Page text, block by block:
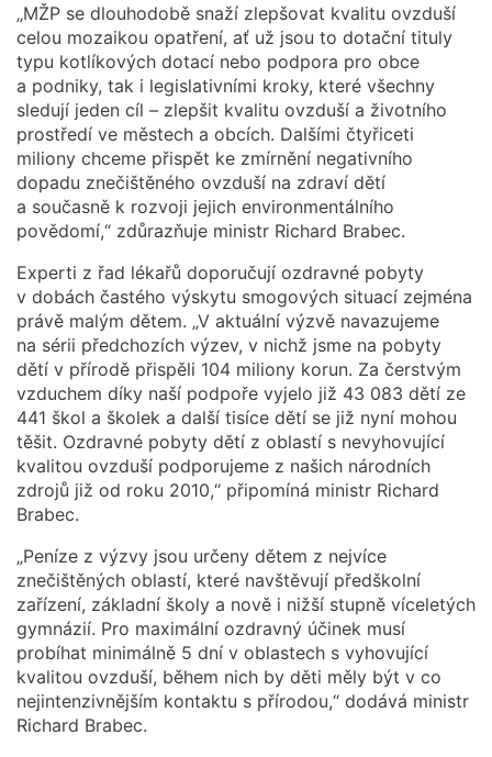
„MŽP se dlouhodobě snaží zlepšovat kvalitu ovzduší
celou mozaikou opatření, ať už jsou to dotační tituly
typu kotlíkových dotací nebo podpora pro obce
a podniky, tak i legislativními kroky, které všechny
sledují jeden cíl – zlepšit kvalitu ovzduší a životního
prostředí ve městech a obcích. Dalšími čtyřiceti
miliony chceme přispět ke zmírnění negativního
dopadu znečištěného ovzduší na zdraví dětí
a současně k rozvoji jejich environmentálního
povědomí,“ zdůrazňuje ministr Richard Brabec.
Experti z řad lékařů doporučují ozdravné pobyty
v dobách častého výskytu smogových situací zejména
právě malým dětem. „V aktuální výzvě navazujeme
na sérii předchozích výzev, v nichž jsme na pobyty
dětí v přírodě přispěli 104 miliony korun. Za čerstvým
vzduchem díky naší podpoře vyjelo již 43 083 dětí ze
441 škol a školek a další tisíce dětí se již nyní mohou
těšit. Ozdravné pobyty dětí z oblastí s nevyhovující
kvalitou ovzduší podporujeme z našich národních
zdrojů již od roku 2010,“ připomíná ministr Richard
Brabec.
„Peníze z výzvy jsou určeny dětem z nejvíce
znečištěných oblastí, které navštěvují předškolní
zařízení, základní školy a nově i nižší stupně víceletých
gymnázií. Pro maximální ozdravný účinek musí
probíhat minimálně 5 dní v oblastech s vyhovující
kvalitou ovzduší, během nich by děti měly být v co
nejintenzivnějším kontaktu s přírodou,“ dodává ministr
Richard Brabec.